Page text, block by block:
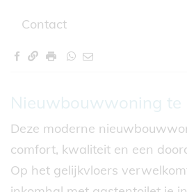
Omschrijving
Nieuwbouwwoning te
Deze moderne
comfort, kwaliteit en een
Op het gelijkvloers